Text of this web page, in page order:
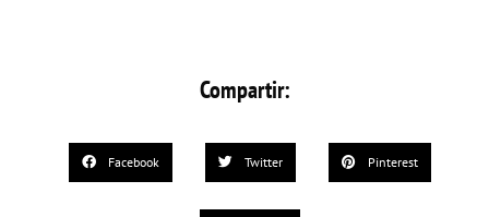
Compartir:
Facebook Twitter Pinterest